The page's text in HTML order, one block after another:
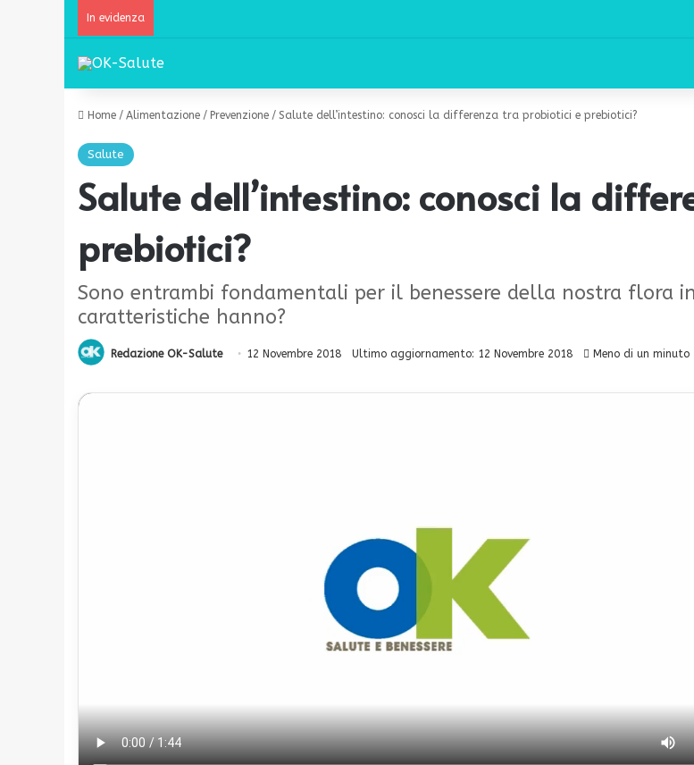
In evidenza
Home / Alimentazione / Prevenzione / Salute dell’intestino: conosci la differenza tra probiotici e prebiotici?
Salute
Salute dell’intestino: conosci la
prebiotici?
Sono entrambi fondamentali per il benessere della nostra flora
caratteristiche hanno?
Redazione OK-Salute 12 Novembre 2018 Ultimo aggiornamento: 12 Novembre 2018 Meno di un minuto